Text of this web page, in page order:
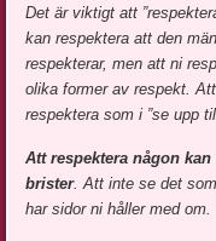
Det är viktigt att
kan respektera att den
respekterar, men att ni
olika former av respekt.
respektera som i ”se upp
Att respektera någon
brister. Att inte se det
har sidor ni håller med om.